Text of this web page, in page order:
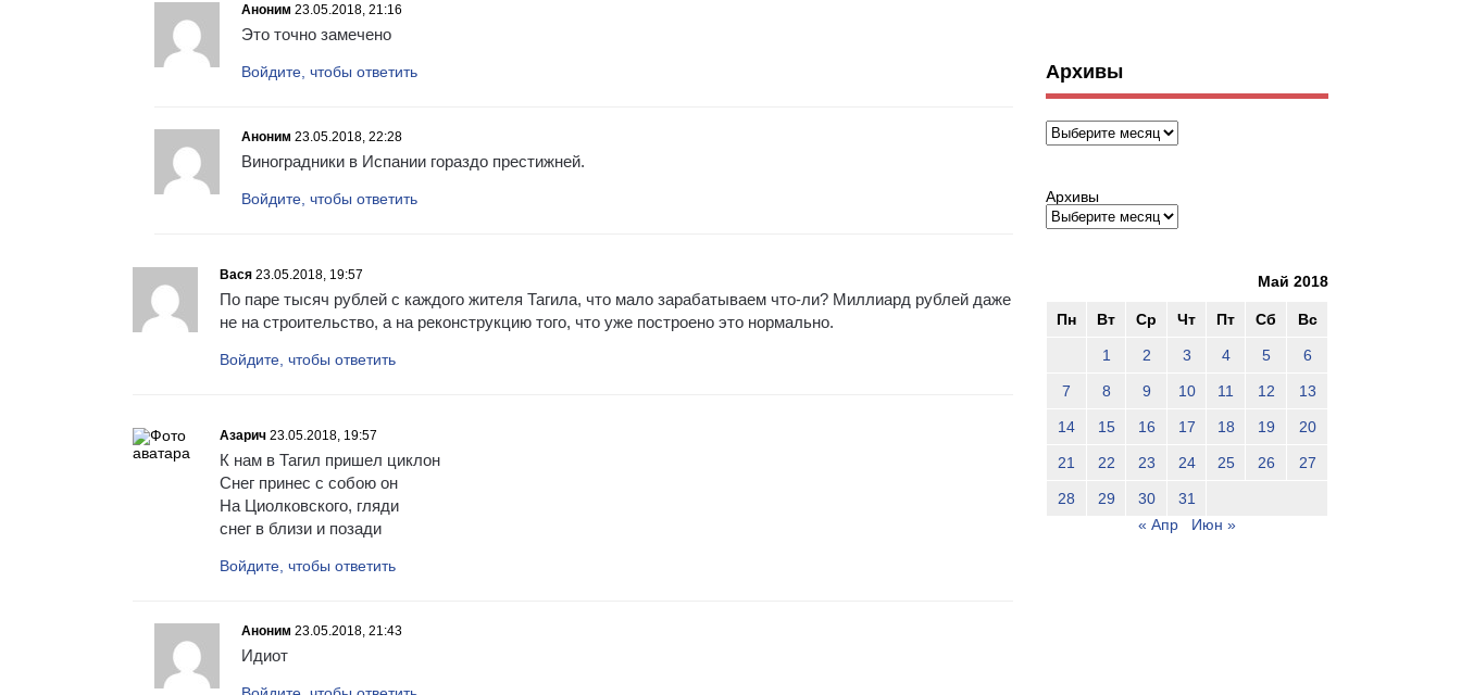
Аноним 23.05.2018, 21:16
Это точно замечено
Войдите, чтобы ответить
Аноним 23.05.2018, 22:28
Виноградники в Испании гораздо престижней.
Войдите, чтобы ответить
Вася 23.05.2018, 19:57
По паре тысяч рублей с каждого жителя Тагила, что мало зарабатываем что-ли? Миллиард рублей даже
не на строительство, а на реконструкцию того, что уже построено это нормально.
Войдите, чтобы ответить
Азарич 23.05.2018, 19:57
К нам в Тагил пришел циклон
Снег принес с собою он
На Циолковского, гляди
снег в близи и позади
Войдите, чтобы ответить
Аноним 23.05.2018, 21:43
Идиот
Архивы
Архивы
Архивы
Май 2018
Пн Вт Ср Чт Пт Сб Вс
1 2 3 4 5 6
7 8 9 10 11 12 13
14 15 16 17 18 19 20
21 22 23 24 25 26 27
28 29 30
31
« Апр
Июн »